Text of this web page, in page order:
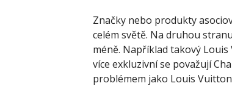
Značky nebo produkty
celém světě. Na druhou
méně. Například takový Louis
více exkluzivní se považují
problémem jako Louis